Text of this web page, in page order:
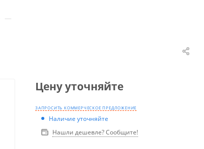
—
Цену уточняйте
ЗАПРОСИТЬ КОММЕРЧЕСКОЕ ПРЕДЛОЖЕНИЕ
Наличие уточняйте
Нашли дешевле? Сообщите!